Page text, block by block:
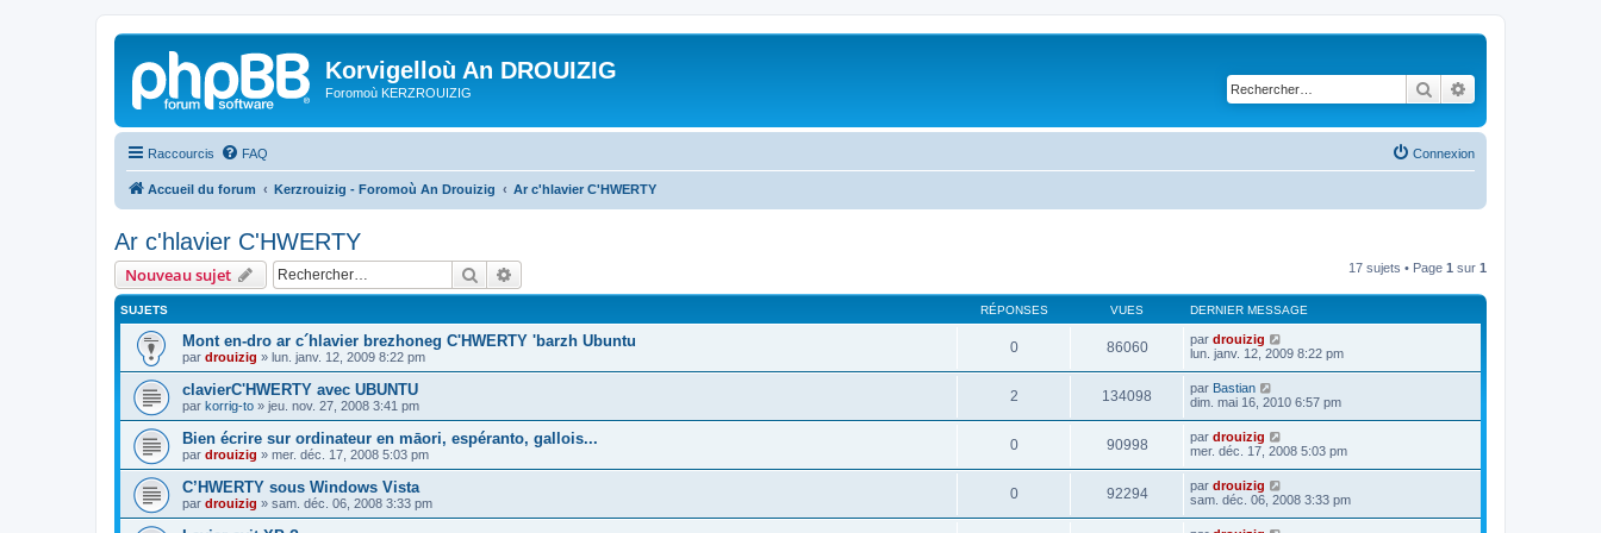
Korvigelloù An DROUIZIG
Foromoù KERZROUIZIG Rechercher
Raccourcis FAQ Connexion
Accueil du forum Kerzrouizig - Foromoù An Drouizig Ar c'hlavier C'HWERTY
Ar c'hlavier C'HWERTY
Nouveau sujet Rechercher 17 sujets • Page 1 sur 1
SUJETS RÉPONSES VUES DERNIER MESSAGE
Mont en-dro ar c´hlavier brezhoneg C'HWERTY 'barzh Ubuntu
par drouizig » lun. janv. 12, 2009 8:22 pm
0 86060 par drouizig
lun. janv. 12, 2009 8:22 pm
clavierC'HWERTY avec UBUNTU
par korrig-to » jeu. nov. 27, 2008 3:41 pm
2 134098 par Bastian
dim. mai 16, 2010 6:57 pm
Bien écrire sur ordinateur en māori, espéranto, gallois...
par drouizig » mer. déc. 17, 2008 5:03 pm
0 90998 par drouizig
mer. déc. 17, 2008 5:03 pm
C’HWERTY sous Windows Vista
par drouizig » sam. déc. 06, 2008 3:33 pm
0 92294 par drouizig
sam. déc. 06, 2008 3:33 pm